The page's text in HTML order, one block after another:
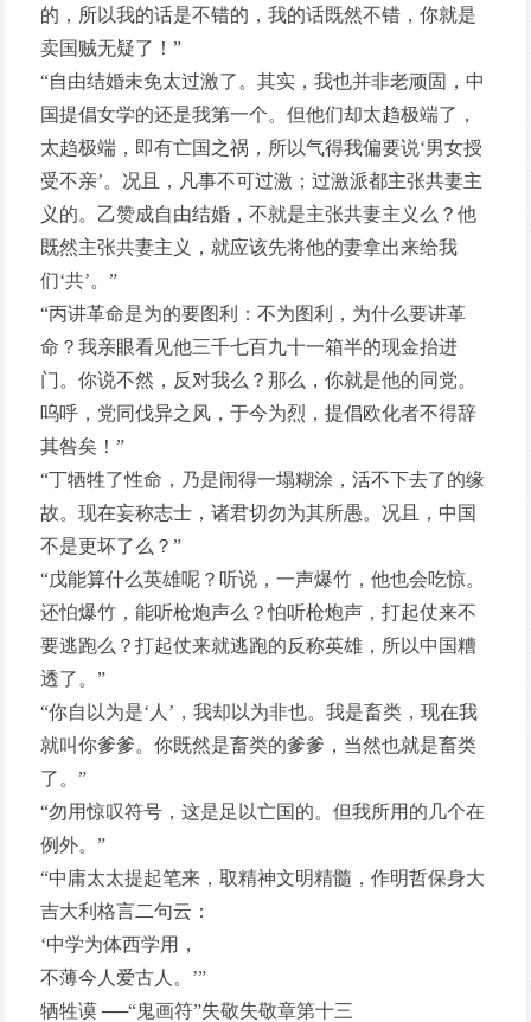
的，所以我的话是不错的，我的话既然不错，你就是
卖国贼无疑了！”
“自由结婚未免太过激了。其实，我也并非老顽固，中
国提倡女学的还是我第一个。但他们却太趋极端了，
太趋极端，即有亡国之祸，所以气得我偏要说‘男女授
受不亲’。况且，凡事不可过激；过激派都主张共妻主
义的。乙赞成自由结婚，不就是主张共妻主义么？他
既然主张共妻主义，就应该先将他的妻拿出来给我
们‘共’。”
“丙讲革命是为的要图利：不为图利，为什么要讲革
命？我亲眼看见他三千七百九十一箱半的现金抬进
门。你说不然，反对我么？那么，你就是他的同党。
呜呼，党同伐异之风，于今为烈，提倡欧化者不得辞
其咎矣！”
“丁牺牲了性命，乃是闹得一塌糊涂，活不下去了的缘
故。现在妄称志士，诸君切勿为其所愚。况且，中国
不是更坏了么？”
“戊能算什么英雄呢？听说，一声爆竹，他也会吃惊。
还怕爆竹，能听枪炮声么？怕听枪炮声，打起仗来不
要逃跑么？打起仗来就逃跑的反称英雄，所以中国糟
透了。”
“你自以为是‘人’，我却以为非也。我是畜类，现在我
就叫你爹爹。你既然是畜类的爹爹，当然也就是畜类
了。”
“勿用惊叹符号，这是足以亡国的。但我所用的几个在
例外。”
“中庸太太提起笔来，取精神文明精髓，作明哲保身大
吉大利格言二句云：
‘中学为体西学用，
不薄今人爱古人。’”
牺牲谟 ──“鬼画符”失敬失敬章第十三